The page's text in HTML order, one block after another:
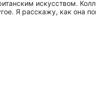
искусством.
Я расскажу, как она